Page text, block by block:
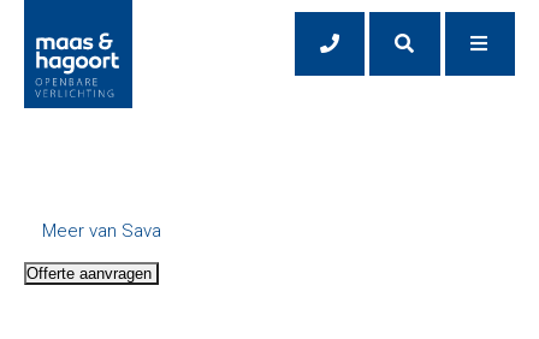
Meer van Sava
Offerte aanvragen